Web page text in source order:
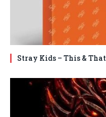
Stray Kids – This & That